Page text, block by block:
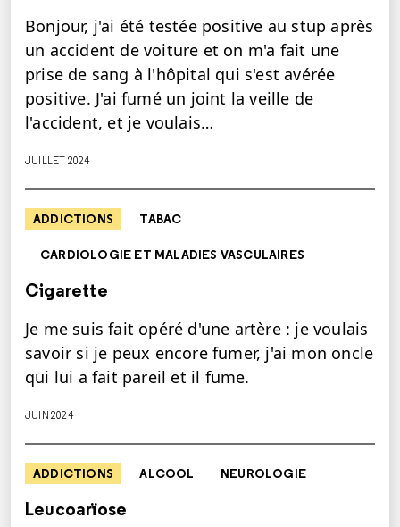
Bonjour, j'ai été testée positive au stup après
un accident de voiture et on m'a fait une
prise de sang à l'hôpital qui s'est avérée
positive. J'ai fumé un joint la veille de
l'accident, et je voulais…
JUILLET 2024
ADDICTIONS TABAC
CARDIOLOGIE ET MALADIES VASCULAIRES
Cigarette
Je me suis fait opéré d'une artère : je voulais
savoir si je peux encore fumer, j'ai mon oncle
qui lui a fait pareil et il fume.
JUIN 2024
ADDICTIONS ALCOOL NEUROLOGIE
Leucoarïose